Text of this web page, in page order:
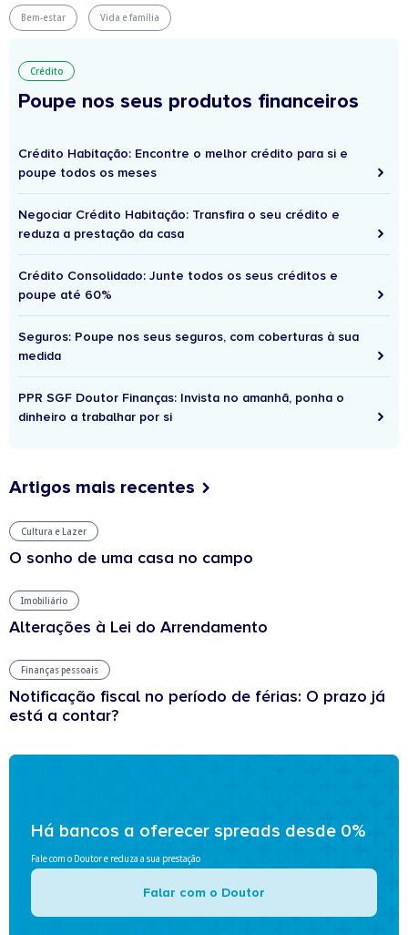
Bem-estar Vida e família
Crédito
Poupe nos seus produtos financeiros
Crédito Habitação: Encontre o melhor crédito para si e
poupe todos os meses
Negociar Crédito Habitação: Transfira o seu crédito e
reduza a prestação da casa
Crédito Consolidado: Junte todos os seus créditos e
poupe até 60%
Seguros: Poupe nos seus seguros, com coberturas à sua
medida
PPR SGF Doutor Finanças: Invista no amanhã, ponha o
dinheiro a trabalhar por si
Artigos mais recentes
Cultura e Lazer
O sonho de uma casa no campo
Imobiliário
Alterações à Lei do Arrendamento
Finanças pessoais
Notificação fiscal no período de férias: O prazo já
está a contar?
Há bancos a oferecer spreads desde 0%
Fale com o Doutor e reduza a sua prestação
Falar com o Doutor